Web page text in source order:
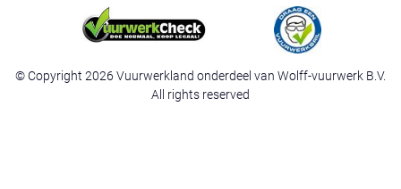
© Copyright 2026 Vuurwerkland onderdeel van Wolff-vuurwerk B.V.
All rights reserved